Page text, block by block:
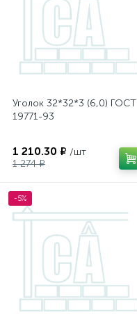
Уголок 32*32*3 (6,0) ГОСТ
19771-93
1 210.30 ₽ /шт
1 274 ₽
-5%